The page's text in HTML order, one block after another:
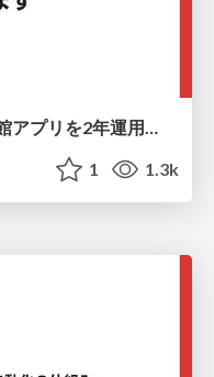
Flutterにしてよかった？出前館アプリを2年運用して気づいたことを全部話します
1 1.3k